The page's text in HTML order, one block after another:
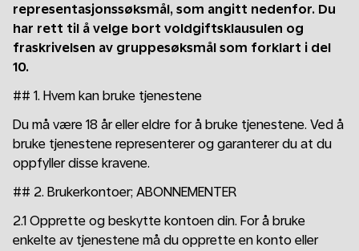
representasjonssøksmål, som angitt nedenfor. Du
har rett til å velge bort voldgiftsklausulen og
fraskrivelsen av gruppesøksmål som forklart i del
10.
## 1. Hvem kan bruke tjenestene
Du må være 18 år eller eldre for å bruke tjenestene. Ved å
bruke tjenestene representerer og garanterer du at du
oppfyller disse kravene.
## 2. Brukerkontoer; ABONNEMENTER
2.1 Opprette og beskytte kontoen din. For å bruke
enkelte av tjenestene må du opprette en konto eller